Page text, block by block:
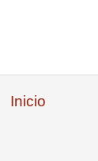
Inicio